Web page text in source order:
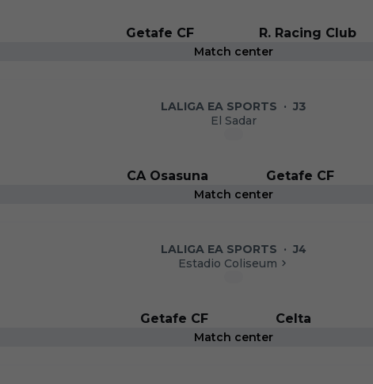
Getafe CF R. Racing Club
Match center
LALIGA EA SPORTS · J3
El Sadar
CA Osasuna Getafe CF
Match center
LALIGA EA SPORTS · J4
Estadio Coliseum
Getafe CF Celta
Match center